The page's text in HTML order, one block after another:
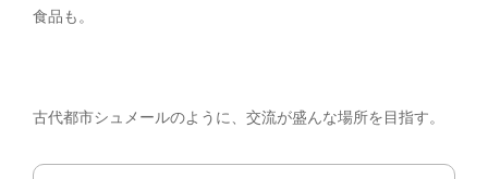
食品も。
古代都市シュメールのように、交流が盛んな場所を目指す。